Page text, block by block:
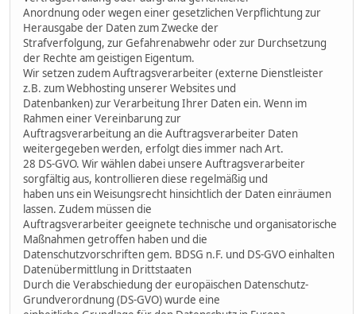
Anordnung oder wegen einer gesetzlichen Verpflichtung zur
Herausgabe der Daten zum Zwecke der
Strafverfolgung, zur Gefahrenabwehr oder zur Durchsetzung
der Rechte am geistigen Eigentum.
Wir setzen zudem Auftragsverarbeiter (externe Dienstleister
z.B. zum Webhosting unserer Websites und
Datenbanken) zur Verarbeitung Ihrer Daten ein. Wenn im
Rahmen einer Vereinbarung zur
Auftragsverarbeitung an die Auftragsverarbeiter Daten
weitergegeben werden, erfolgt dies immer nach Art.
28 DS-GVO. Wir wählen dabei unsere Auftragsverarbeiter
sorgfältig aus, kontrollieren diese regelmäßig und
haben uns ein Weisungsrecht hinsichtlich der Daten einräumen
lassen. Zudem müssen die
Auftragsverarbeiter geeignete technische und organisatorische
Maßnahmen getroffen haben und die
Datenschutzvorschriften gem. BDSG n.F. und DS-GVO einhalten
Datenübermittlung in Drittstaaten
Durch die Verabschiedung der europäischen Datenschutz-
Grundverordnung (DS-GVO) wurde eine